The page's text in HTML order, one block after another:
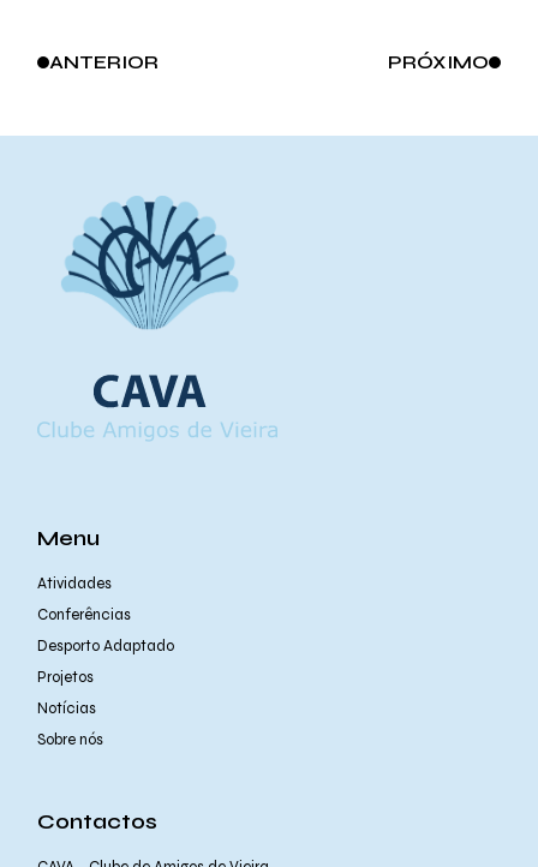
ANTERIOR PRÓXIMO
Menu
Atividades
Conferências
Desporto Adaptado
Projetos
Notícias
Sobre nós
Contactos